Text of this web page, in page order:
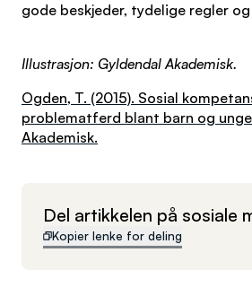
gode beskjeder, tydelige regler
Illustrasjon: Gyldendal Akademisk.
Ogden, T. (2015). Sosial
problematferd blant barn og
Akademisk.
Del artikkelen på sosiale
Kopier lenke for deling